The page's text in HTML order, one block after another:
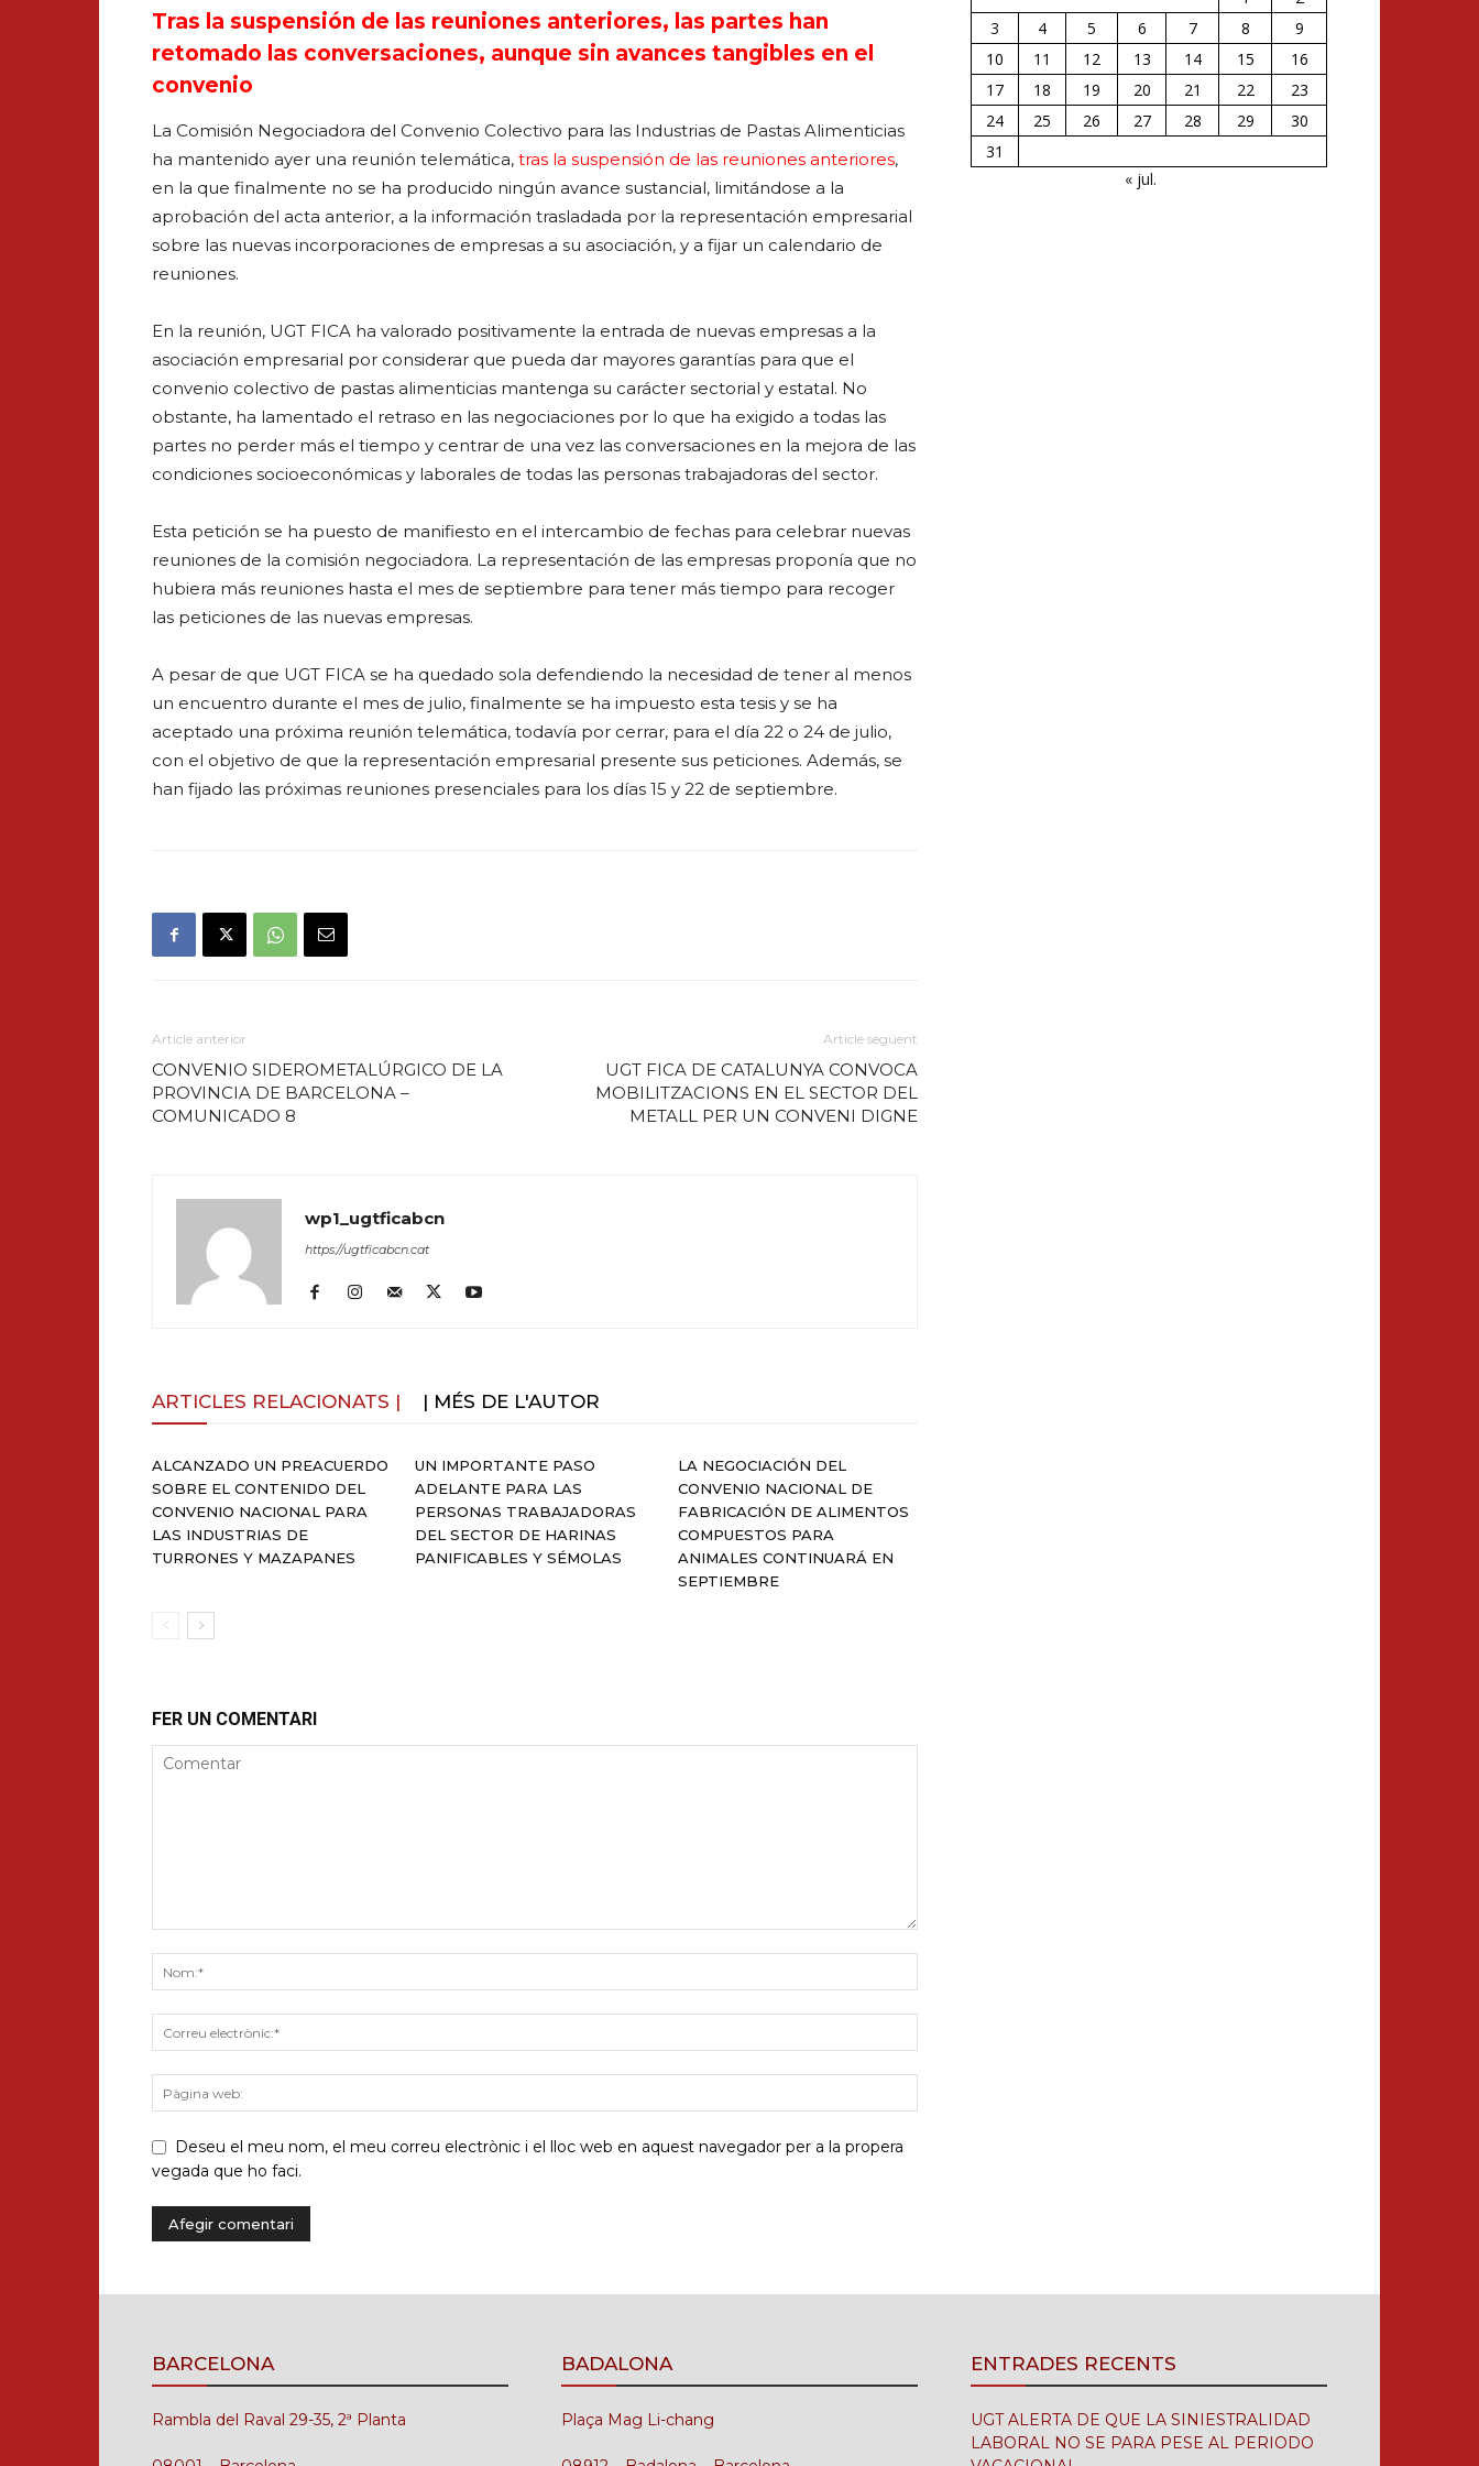
Tras la suspensión de las reuniones anteriores, las partes han
retomado las conversaciones, aunque sin avances tangibles en el
convenio
La Comisión Negociadora del Convenio Colectivo para las Industrias de Pastas Alimenticias
ha mantenido ayer una reunión telemática, tras la suspensión de las reuniones anteriores,
en la que finalmente no se ha producido ningún avance sustancial, limitándose a la
aprobación del acta anterior, a la información trasladada por la representación empresarial
sobre las nuevas incorporaciones de empresas a su asociación, y a fijar un calendario de
reuniones.
En la reunión, UGT FICA ha valorado positivamente la entrada de nuevas empresas a la
asociación empresarial por considerar que pueda dar mayores garantías para que el
convenio colectivo de pastas alimenticias mantenga su carácter sectorial y estatal. No
obstante, ha lamentado el retraso en las negociaciones por lo que ha exigido a todas las
partes no perder más el tiempo y centrar de una vez las conversaciones en la mejora de las
condiciones socioeconómicas y laborales de todas las personas trabajadoras del sector.
Esta petición se ha puesto de manifiesto en el intercambio de fechas para celebrar nuevas
reuniones de la comisión negociadora. La representación de las empresas proponía que no
hubiera más reuniones hasta el mes de septiembre para tener más tiempo para recoger
las peticiones de las nuevas empresas.
A pesar de que UGT FICA se ha quedado sola defendiendo la necesidad de tener al menos
un encuentro durante el mes de julio, finalmente se ha impuesto esta tesis y se ha
aceptado una próxima reunión telemática, todavía por cerrar, para el día 22 o 24 de julio,
con el objetivo de que la representación empresarial presente sus peticiones. Además, se
han fijado las próximas reuniones presenciales para los días 15 y 22 de septiembre.
Article anterior
CONVENIO SIDEROMETALÚRGICO DE LA
PROVINCIA DE BARCELONA –
COMUNICADO 8
Article següent
UGT FICA DE CATALUNYA CONVOCA
MOBILITZACIONS EN EL SECTOR DEL
METALL PER UN CONVENI DIGNE
wp1_ugtficabcn
https://ugtficabcn.cat
ARTICLES RELACIONATS | | MÉS DE L'AUTOR
ALCANZADO UN PREACUERDO
SOBRE EL CONTENIDO DEL
CONVENIO NACIONAL PARA
LAS INDUSTRIAS DE
TURRONES Y MAZAPANES
UN IMPORTANTE PASO
ADELANTE PARA LAS
PERSONAS TRABAJADORAS
DEL SECTOR DE HARINAS
PANIFICABLES Y SÉMOLAS
LA NEGOCIACIÓN DEL
CONVENIO NACIONAL DE
FABRICACIÓN DE ALIMENTOS
COMPUESTOS PARA
ANIMALES CONTINUARÁ EN
SEPTIEMBRE
FER UN COMENTARI
Deseu el meu nom, el meu correu electrònic i el lloc web en aquest navegador per a la propera
vegada que ho faci.
3
4 5 6 7 8
9
10
11 12 13 14 15
16
17
18 19 20 21 22
23
24
25 26 27 28 29
30
31
« jul.
BARCELONA
Rambla del Raval 29-35, 2ª Planta
BADALONA
Plaça Mag Li-chang
ENTRADES RECENTS
UGT ALERTA DE QUE LA SINIESTRALIDAD
LABORAL NO SE PARA PESE AL PERIODO